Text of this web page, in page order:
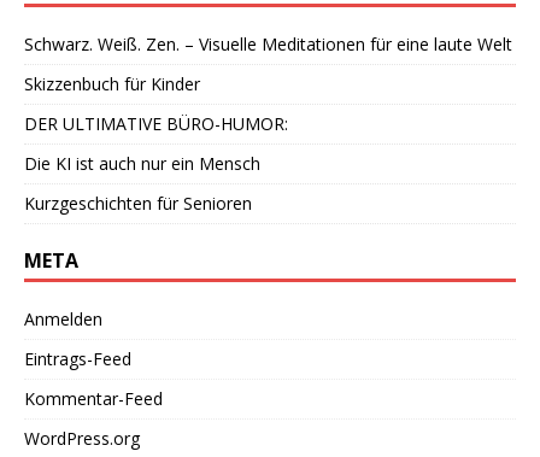
Schwarz. Weiß. Zen. – Visuelle Meditationen für eine laute Welt
Skizzenbuch für Kinder
DER ULTIMATIVE BÜRO-HUMOR:
Die KI ist auch nur ein Mensch
Kurzgeschichten für Senioren
META
Anmelden
Eintrags-Feed
Kommentar-Feed
WordPress.org